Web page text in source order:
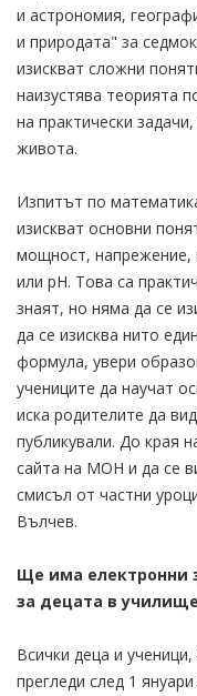
и астрономия,
и природата" за
изискват сложни
наизустява теорията
на практически
живота.
Изпитът по
изискват основни
мощност, напрежение,
или pH. Това са
знаят, но няма да се
да се изисква нито
формула, увери
учениците да научат
иска родителите да
публикували. До края
сайта на МОН и да се
смисъл от частни
Вълчев.
Ще има електронни
за децата в училище
Всички деца и
прегледи след 1